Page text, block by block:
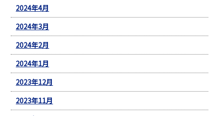
2024年4月
2024年3月
2024年2月
2024年1月
2023年12月
2023年11月